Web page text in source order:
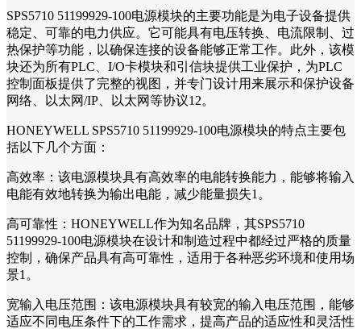
SPS5710 51199929-100电源模块的主要功能是为电子设备提供
稳定、可靠的电力供应。它可能具有电压转换、电流限制、过
热保护等功能，以确保连接的设备能够正常工作。此外，该模
块还为所有PLC、I/O卡模块和引信块提供工业保护，为PLC
控制面板提供了完整的视图，并专门设计用来展示和保护设备
网络、以太网/IP、以太网等协议12。
HONEYWELL SPS5710 51199929-100电源模块的特点主要包
括以下几个方面：
高效率：该电源模块具有高效率的电能转换能力，能够将输入
电能有效地转换为输出电能，减少能量损失1。
高可靠性：HONEYWELL作为知名品牌，其SPS5710
51199929-100电源模块在设计和制造过程中都经过严格的质量
控制，确保产品具有高可靠性，适用于各种恶劣环境和使用场
景1。
宽输入电压范围：该电源模块具有较宽的输入电压范围，能够
适应不同电压条件下的工作需求，提高产品的适应性和灵活性